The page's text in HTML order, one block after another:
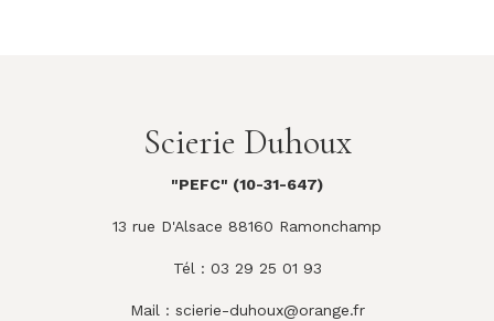
Scierie Duhoux
"PEFC" (10-31-647)
13 rue D'Alsace 88160 Ramonchamp
Tél : 03 29 25 01 93
Mail : scierie-duhoux@orange.fr